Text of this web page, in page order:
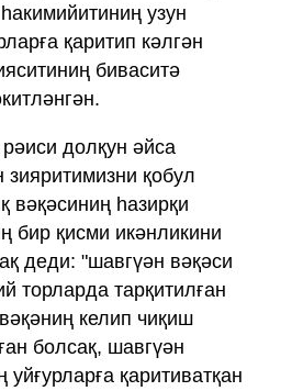
узун
қаритип кәлгән
биваситә
долқун әйса
қобул
вәқәсиниң һазирқи
бир қисми икәнликини
деди: "шавгүән вәқәси
торларда тарқитилған
келип чиқиш
болсақ, шавгүән
уйғурларға қаритиватқан